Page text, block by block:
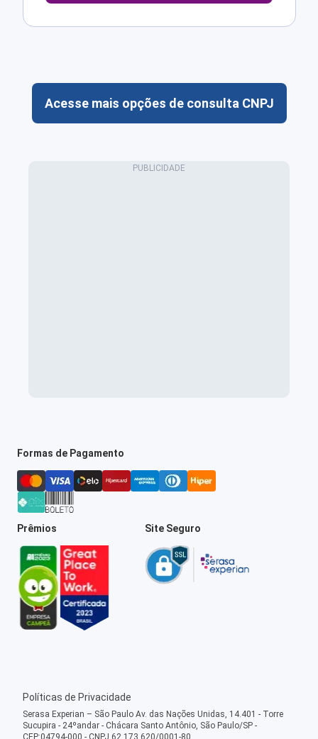
Acesse mais opções de consulta CNPJ
Formas de Pagamento
Prêmios Site Seguro
Políticas de Privacidade
Serasa Experian – São Paulo Av. das Nações Unidas, 14.401 - Torre
Sucupira - 24ºandar - Chácara Santo Antônio, São Paulo/SP -
CEP:04794-000 - CNPJ 62.173.620/0001-80